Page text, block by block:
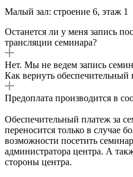
Малый зал: строение 6, этаж 1
Останется ли у меня запись
трансляции семинара?
Нет. Мы не ведем запись
Как вернуть обеспечительный
Предоплата производится в
Обеспечительный платеж за
переносится только в случае
возможности посетить
администратора центра. А
стороны центра.